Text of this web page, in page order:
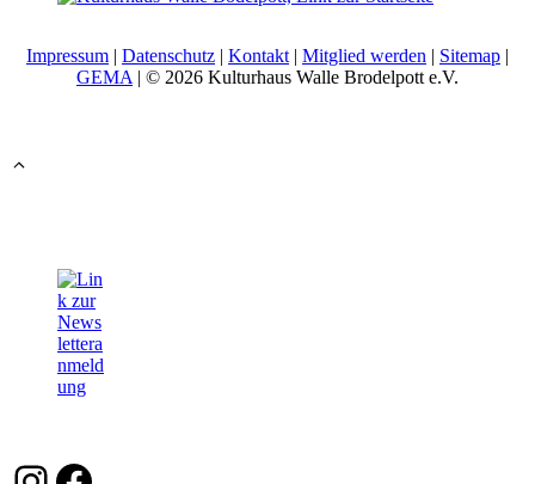
Impressum | Datenschutz | Kontakt | Mitglied werden | Sitemap |
GEMA | © 2026 Kulturhaus Walle Brodelpott e.V.